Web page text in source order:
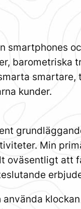
smartphones
kunder.
Min
oväsentligt att